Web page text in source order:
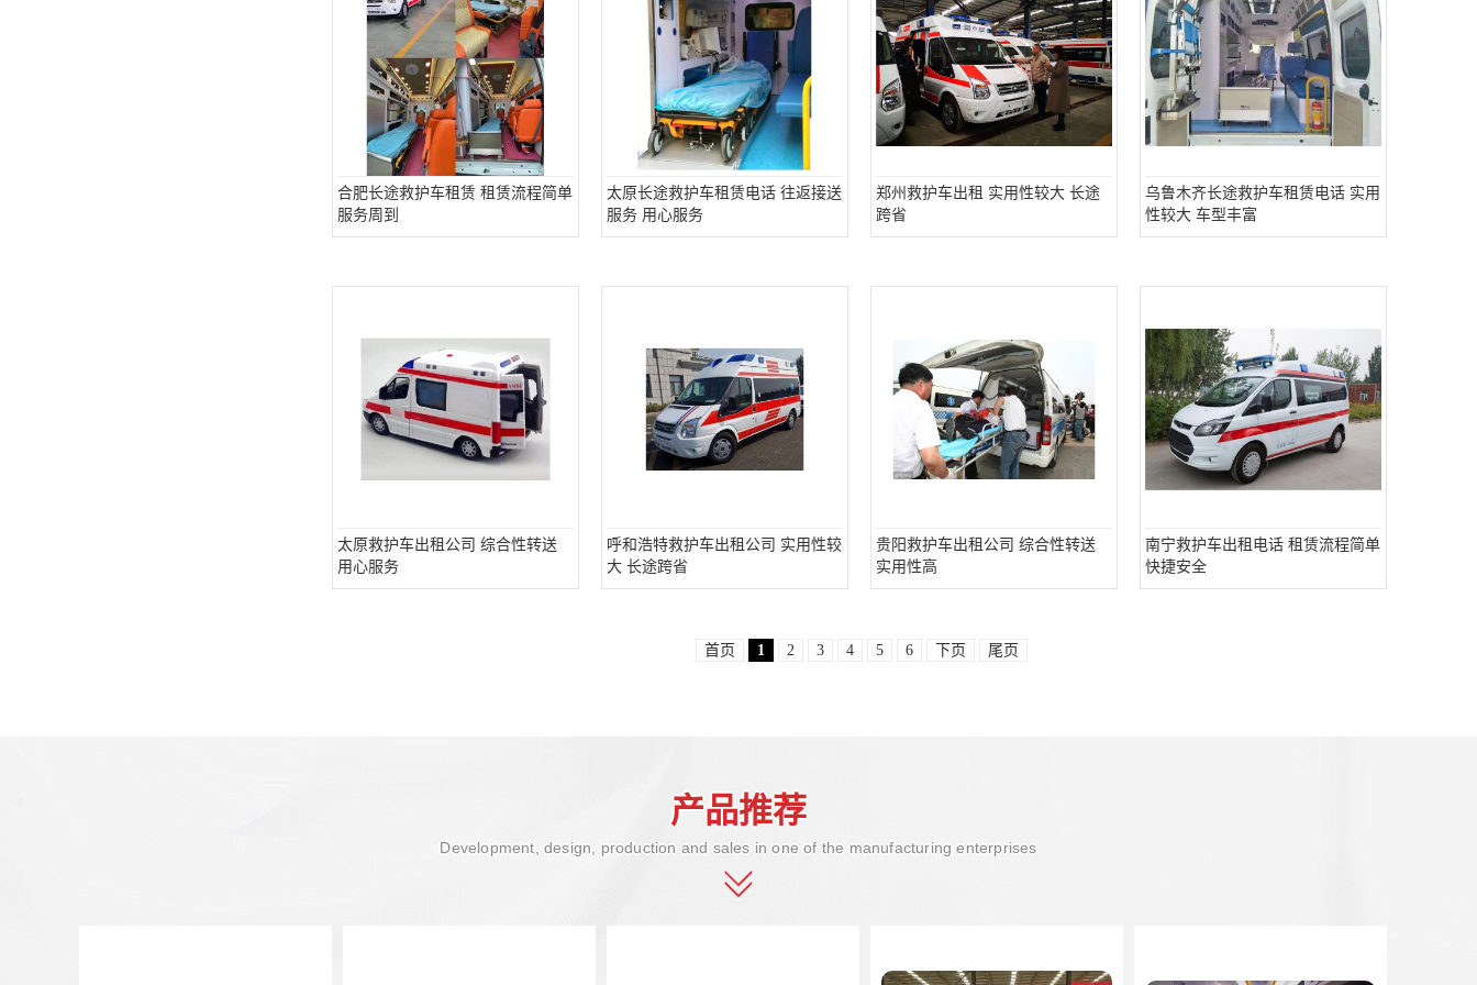
合肥长途救护车租赁 租赁流程简单
服务周到
太原长途救护车租赁电话 往返接送
服务 用心服务
郑州救护车出租 实用性较大 长途
跨省
乌鲁木齐长途救护车租赁电话 实用
性较大 车型丰富
太原救护车出租公司 综合性转送
用心服务
呼和浩特救护车出租公司 实用性较
大 长途跨省
贵阳救护车出租公司 综合性转送
实用性高
南宁救护车出租电话 租赁流程简单
快捷安全
首页 1 2 3 4 5 6 下页 尾页
产品推荐
Development, design, production and sales in one of the manufacturing enterprises